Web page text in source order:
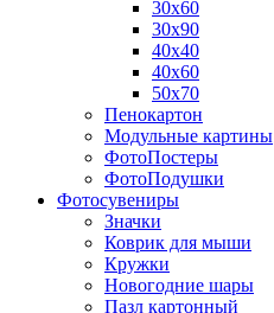
30х60
30х90
40х40
40х60
50х70
Пенокартон
Модульные картины
ФотоПостеры
ФотоПодушки
Фотоcувениры
Значки
Коврик для мыши
Кружки
Новогодние шары
Пазл картонный